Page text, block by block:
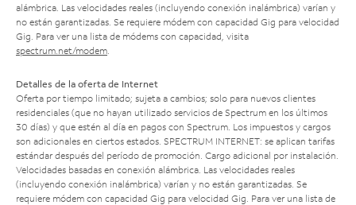
alámbrica. Las velocidades reales (incluyendo conexión inalámbrica) varían y
no están garantizadas. Se requiere módem con capacidad Gig para velocidad
Gig. Para ver una lista de módems con capacidad, visita
spectrum.net/modem
Detalles de la oferta de Internet
Oferta por tiempo limitado; sujeta a cambios; solo para nuevos clientes
residenciales (que no hayan utilizado servicios de Spectrum en los últimos
30 días) y que estén al día en pagos con Spectrum. Los impuestos y cargos
son adicionales en ciertos estados. SPECTRUM INTERNET: se aplican tarifas
estándar después del período de promoción. Cargo adicional por instalación.
Velocidades basadas en conexión alámbrica. Las velocidades reales
(incluyendo conexión inalámbrica) varían y no están garantizadas. Se
requiere módem con capacidad Gig para velocidad Gig. Para ver una lista de